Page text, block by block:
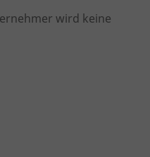
wird keine